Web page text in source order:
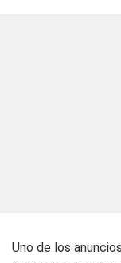
Uno de los